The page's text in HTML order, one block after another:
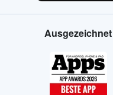
Ausgezeichnet